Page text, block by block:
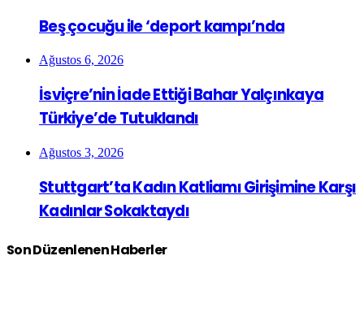
Beş çocuğu ile ‘deport kampı’nda
Ağustos 6, 2026
İsviçre’nin İade Ettiği Bahar Yalçınkaya
Türkiye’de Tutuklandı
Ağustos 3, 2026
Stuttgart’ta Kadın Katliamı Girişimine Karşı
Kadınlar Sokaktaydı
Son Düzenlenen Haberler